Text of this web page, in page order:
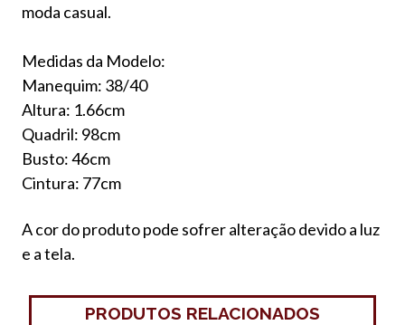
moda casual.
Medidas da Modelo:
Manequim: 38/40
Altura: 1.66cm
Quadril: 98cm
Busto: 46cm
Cintura: 77cm
A cor do produto pode sofrer alteração devido a luz
e a tela.
PRODUTOS RELACIONADOS